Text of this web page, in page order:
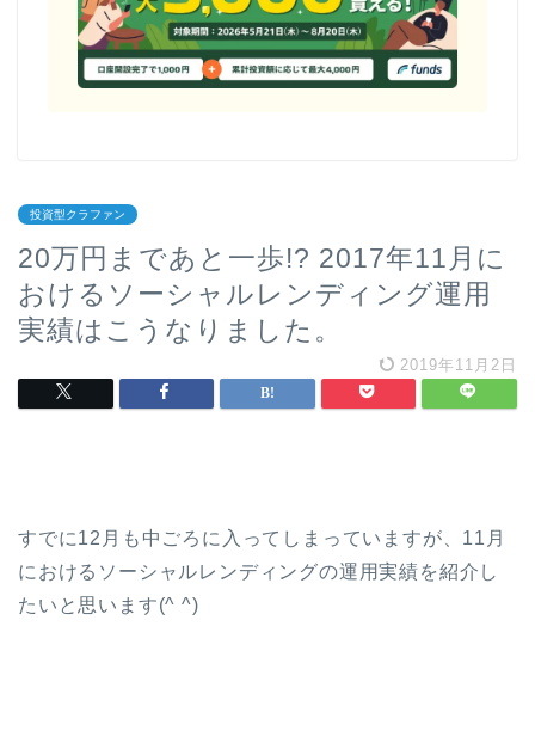
投資型クラファン
20万円まであと一歩!? 2017年11月に
おけるソーシャルレンディング運用
実績はこうなりました。
2019年11月2日
すでに12月も中ごろに入ってしまっていますが、11月
におけるソーシャルレンディングの運用実績を紹介し
たいと思います(^ ^)